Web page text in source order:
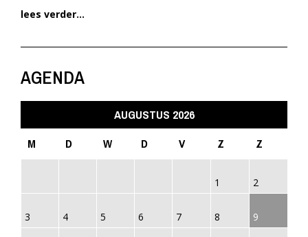
lees verder...
AGENDA
AUGUSTUS 2026
M
D W D V Z Z
1 2
3 4 5 6 7 8 9